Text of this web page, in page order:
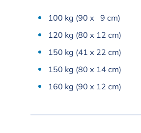
100 kg (90 x 9 cm)
120 kg (80 x 12 cm)
150 kg (41 x 22 cm)
150 kg (80 x 14 cm)
160 kg (90 x 12 cm)